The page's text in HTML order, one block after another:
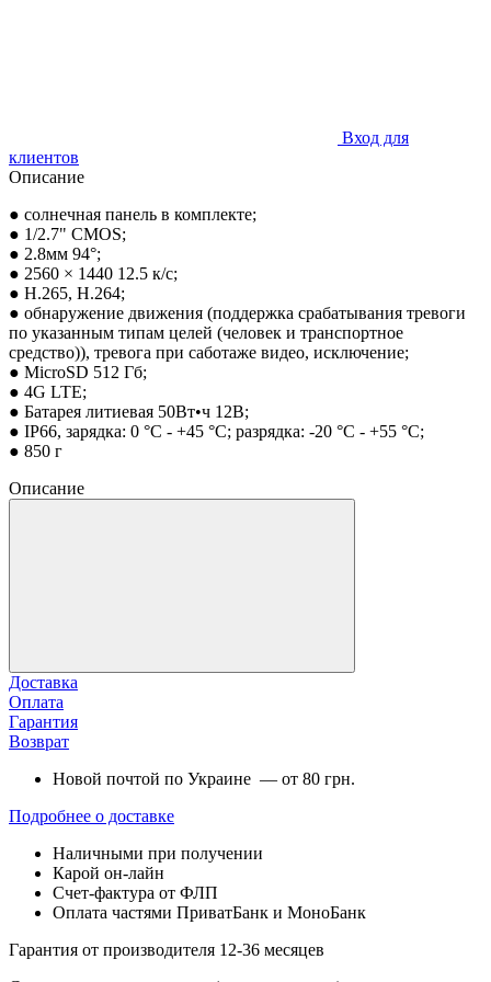
Вход для
клиентов
Описание
● солнечная панель в комплекте;
● 1/2.7" CMOS;
● 2.8мм 94°;
● 2560 × 1440 12.5 к/с;
● H.265, H.264;
● обнаружение движения (поддержка срабатывания тревоги
по указанным типам целей (человек и транспортное
средство)), тревога при саботаже видео, исключение;
● MicroSD 512 Гб;
● 4G LTE;
● Батарея литиевая 50Вт•ч 12В;
● IP66, зарядка: 0 °C - +45 °C; разрядка: -20 °C - +55 °C;
● 850 г
Описание
Доставка
Оплата
Гарантия
Возврат
Новой почтой по Украине — от 80 грн.
Подробнее о доставке
Наличными при получении
Карой он-лайн
Счет-фактура от ФЛП
Оплата частями ПриватБанк и МоноБанк
Гарантия от производителя 12-36 месяцев